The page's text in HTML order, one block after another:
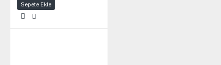
Sepete Ekle